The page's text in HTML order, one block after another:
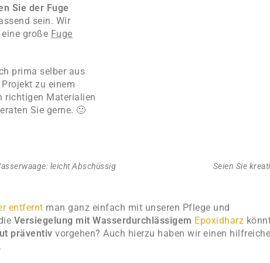
Sie der Fuge
sein. Wir
große Fuge
prima selber aus
zu einem
richtigen Materialien
Sie gerne. 🙂
leicht Abschüssig Seien Sie
entfernt man ganz einfach mit unseren Pflege und
Versiegelung mit Wasserdurchlässigem Epoxidharz
präventiv vorgehen? Auch hierzu haben wir einen